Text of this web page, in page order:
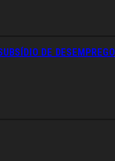
DE DESEMPREGO